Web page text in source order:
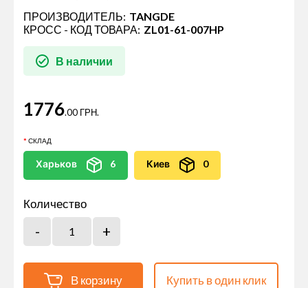
ПРОИЗВОДИТЕЛЬ: TANGDE
КРОСС - КОД ТОВАРА: ZL01-61-007HP
В наличии
1776.00 ГРН.
СКЛАД
Харьков 6 Киев 0
Количество
В корзину Купить в один клик